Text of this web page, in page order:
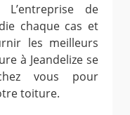
de
chaque cas et
les meilleurs
à Jeandelize se
vous pour
toiture.